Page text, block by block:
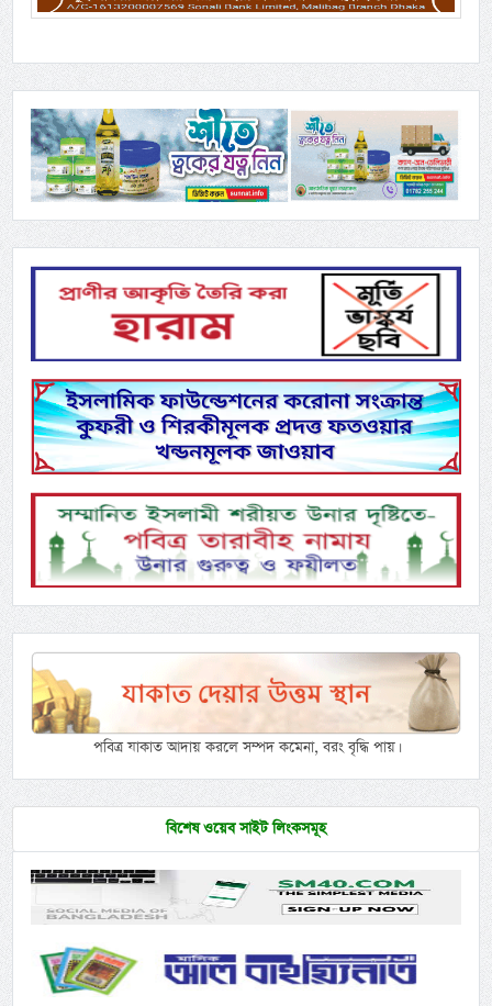
পবিত্র যাকাত আদায় করলে সম্পদ কমেনা, বরং বৃদ্ধি পায়।
বিশেষ ওয়েব সাইট লিংকসমূহ